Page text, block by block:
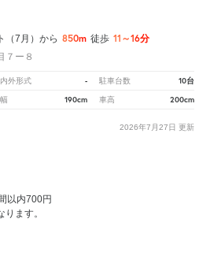
（7月）から 850m 徒歩 11～16分
７ー８
外形式 - 駐車台数 10台
190cm 車高 200cm
2026年7月27日 更新
以内700円
ます。